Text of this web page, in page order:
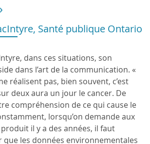
Santé publique Ontario
dans ces situations, son
dans l’art de la communication. «
réalisent pas, bien souvent, c’est
deux aura un jour le cancer. De
compréhension de ce qui cause le
lorsqu’on demande aux
produit il y a des années, il faut
que les données environnementales